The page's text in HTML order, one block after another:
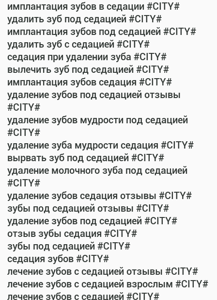
имплантация зубов в седации #CITY#
удалить зуб под седацией #CITY#
имплантация зубов под седацией #CITY#
удалить зуб с седацией #CITY#
седация при удалении зуба #CITY#
вылечить зуб под седацией #CITY#
имплантация зубов седация #CITY#
удаление зубов под седацией отзывы
#CITY#
удаление зубов мудрости под седацией
#CITY#
удаление зуба мудрости седация #CITY#
вырвать зуб под седацией #CITY#
удаление молочного зуба под седацией
#CITY#
удаление зубов седация отзывы #CITY#
зубы под седацией отзывы #CITY#
удаление зубов под седацией #CITY#
отзыв зубы седация #CITY#
зубы под седацией #CITY#
седация зубов #CITY#
лечение зубов с седацией отзывы #CITY#
лечение зубов с седацией взрослым #CITY#
лечение зубов с седацией #CITY#